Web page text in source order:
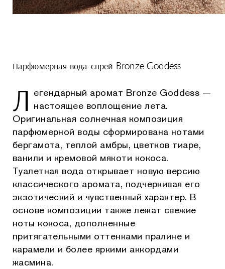
Парфюмерная вода-спрей Bronze Goddess
Л егендарный аромат Bronze Goddess —
настоящее воплощение лета.
Оригинальная солнечная композиция
парфюмерной воды сформирована нотами
бергамота, теплой амбры, цветков тиаре,
ванили и кремовой мякоти кокоса.
Туалетная вода открывает новую версию
классического аромата, подчеркивая его
экзотический и чувственный характер. В
основе композиции также лежат свежие
ноты кокоса, дополненные
притягательными оттенками пралине и
карамели и более яркими аккордами
жасмина.